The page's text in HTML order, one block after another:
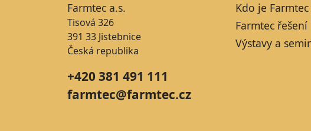
Farmtec a.s.
Tisová 326
391 33 Jistebnice
Česká republika
+420 381 491 111
farmtec@farmtec.cz
Kdo je Farmtec
Farmtec řešení
Výstavy a